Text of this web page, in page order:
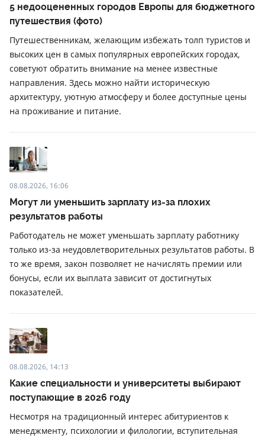
5 недооцененных городов Европы для бюджетного
путешествия (фото)
Путешественникам, желающим избежать толп туристов и
высоких цен в самых популярных европейских городах,
советуют обратить внимание на менее известные
направления. Здесь можно найти историческую
архитектуру, уютную атмосферу и более доступные цены
на проживание и питание.
08.08.2026, 16:06
Могут ли уменьшить зарплату из-за плохих
результатов работы
Работодатель не может уменьшать зарплату работнику
только из-за неудовлетворительных результатов работы. В
то же время, закон позволяет не начислять премии или
бонусы, если их выплата зависит от достигнутых
показателей.
08.08.2026, 14:13
Какие специальности и университеты выбирают
поступающие в 2026 году
Несмотря на традиционный интерес абитуриентов к
менеджменту, психологии и филологии, вступительная